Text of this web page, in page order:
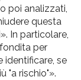
poi analizzati,
questa
In particolare,
per
identificare, se
"a rischio"».